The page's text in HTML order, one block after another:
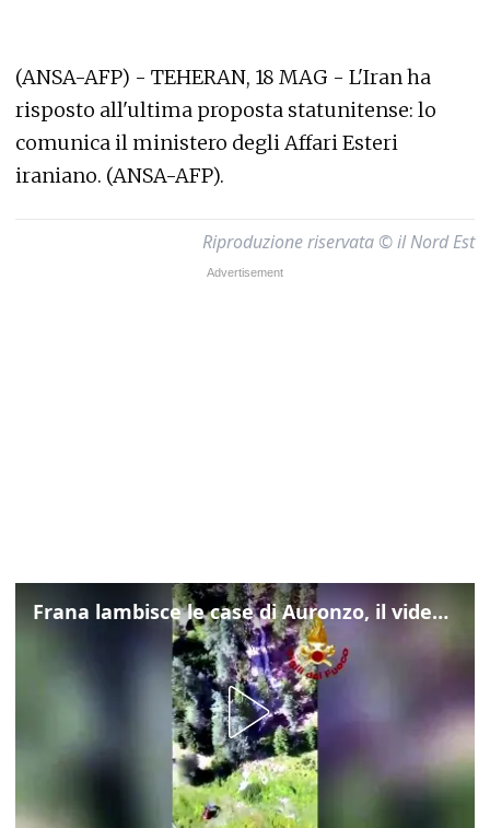
(ANSA-AFP) - TEHERAN, 18 MAG - L'Iran ha
risposto all'ultima proposta statunitense: lo
comunica il ministero degli Affari Esteri
iraniano. (ANSA-AFP).
Riproduzione riservata © il Nord Est
Frana lambisce le case di Auronzo, il video dall'elicottero dei vigili del fuoco